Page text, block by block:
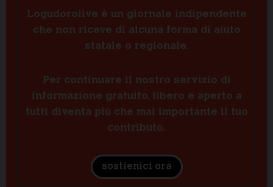
Logudorolive è un giornale indipendente
che non riceve di alcuna forma di aiuto
statale o regionale.
Per continuare il nostro servizio di
informazione gratuito, libero e aperto a
tutti diventa più che mai importante il tuo
contributo.
sostienici ora